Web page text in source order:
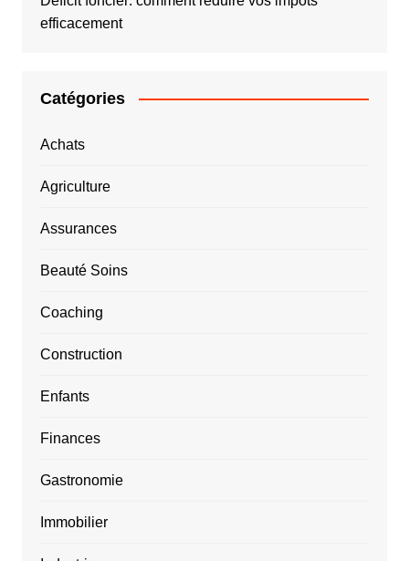
efficacement
Catégories
Achats
Agriculture
Assurances
Beauté Soins
Coaching
Construction
Enfants
Finances
Gastronomie
Immobilier